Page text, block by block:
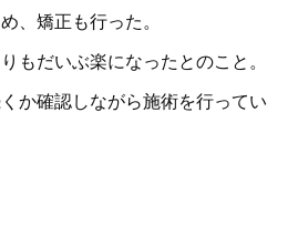
、矯正も行った。
もだいぶ楽になったとのこと。
か確認しながら施術を行ってい